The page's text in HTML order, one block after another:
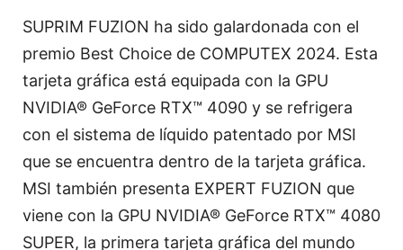
SUPRIM FUZION ha sido galardonada con el
premio Best Choice de COMPUTEX 2024. Esta
tarjeta gráfica está equipada con la GPU
NVIDIA® GeForce RTX™ 4090 y se refrigera
con el sistema de líquido patentado por MSI
que se encuentra dentro de la tarjeta gráfica.
MSI también presenta EXPERT FUZION que
viene con la GPU NVIDIA® GeForce RTX™ 4080
SUPER, la primera tarjeta gráfica del mundo